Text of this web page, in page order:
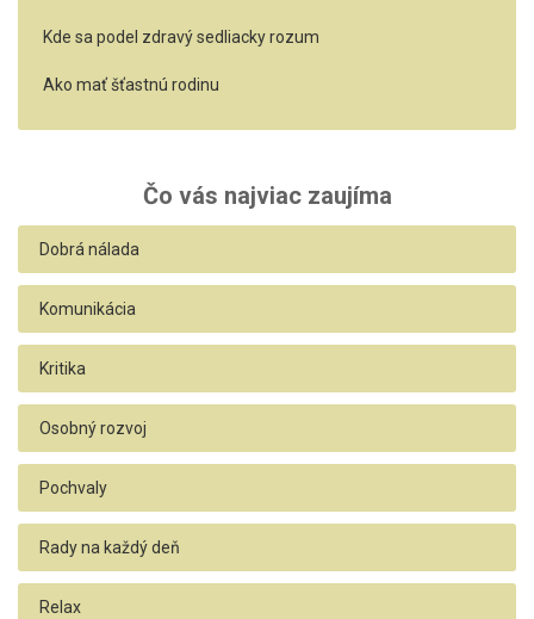
Kde sa podel zdravý sedliacky rozum
Ako mať šťastnú rodinu
Čo vás najviac zaujíma
Dobrá nálada
Komunikácia
Kritika
Osobný rozvoj
Pochvaly
Rady na každý deň
Relax